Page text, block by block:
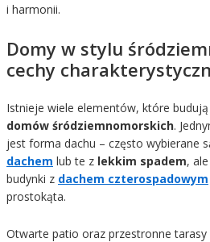
i harmonii.
Domy w stylu
cechy
Istnieje wiele elementów, które budują
domów śródziemnomorskich.
jest forma dachu – często wybierane
dachem lub te z lekkim spadem,
budynki z dachem czterospadowym
prostokąta.
Otwarte patio oraz przestronne